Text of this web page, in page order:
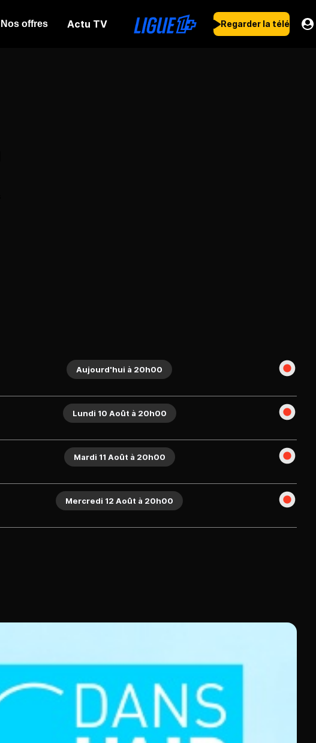
Nos offres Actu TV Regarder la télé
Aujourd'hui à 20h00
Lundi 10 Août à 20h00
Mardi 11 Août à 20h00
Mercredi 12 Août à 20h00